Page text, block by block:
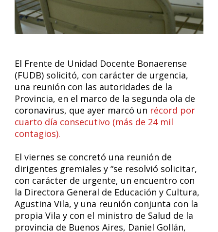
El Frente de Unidad Docente Bonaerense
(FUDB) solicitó, con carácter de urgencia,
una reunión con las autoridades de la
Provincia, en el marco de la segunda ola de
coronavirus, que ayer marcó un récord por
cuarto día consecutivo (más de 24 mil
contagios).
El viernes se concretó una reunión de
dirigentes gremiales y “se resolvió solicitar,
con carácter de urgente, un encuentro con
la Directora General de Educación y Cultura,
Agustina Vila, y una reunión conjunta con la
propia Vila y con el ministro de Salud de la
provincia de Buenos Aires, Daniel Gollán,